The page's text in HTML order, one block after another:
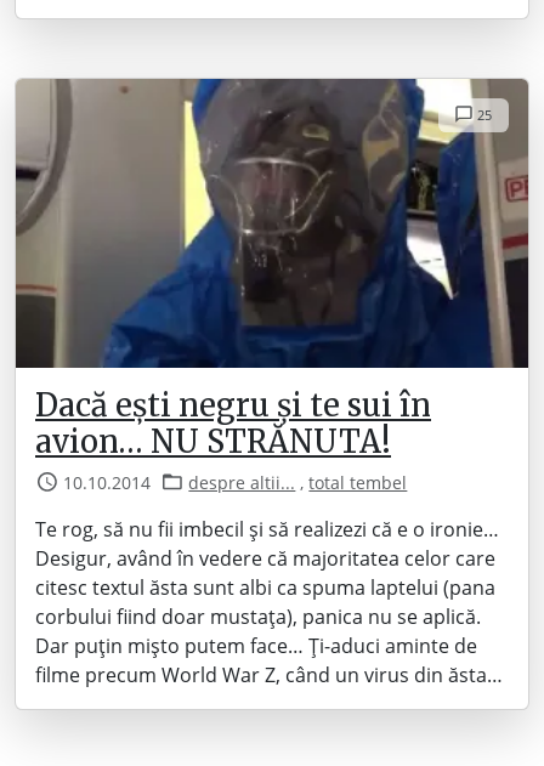
25
Dacă ești negru și te sui în
avion… NU STRĂNUTA!
10.10.2014 despre altii... ,total tembel
Te rog, să nu fii imbecil și să realizezi că e o ironie…
Desigur, având în vedere că majoritatea celor care
citesc textul ăsta sunt albi ca spuma laptelui (pana
corbului fiind doar mustața), panica nu se aplică.
Dar puțin mișto putem face… Ți-aduci aminte de
filme precum World War Z, când un virus din ăsta…